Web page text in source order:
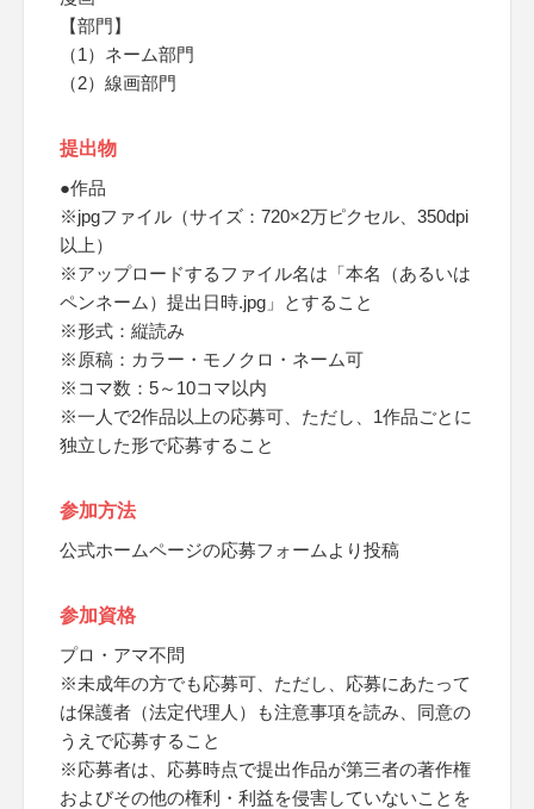
【部門】
（1）ネーム部門
（2）線画部門
提出物
●作品
※jpgファイル（サイズ：720×2万ピクセル、350dpi
以上）
※アップロードするファイル名は「本名（あるいは
ペンネーム）提出日時.jpg」とすること
※形式：縦読み
※原稿：カラー・モノクロ・ネーム可
※コマ数：5～10コマ以内
※一人で2作品以上の応募可、ただし、1作品ごとに
独立した形で応募すること
参加方法
公式ホームページの応募フォームより投稿
参加資格
プロ・アマ不問
※未成年の方でも応募可、ただし、応募にあたって
は保護者（法定代理人）も注意事項を読み、同意の
うえで応募すること
※応募者は、応募時点で提出作品が第三者の著作権
およびその他の権利・利益を侵害していないことを